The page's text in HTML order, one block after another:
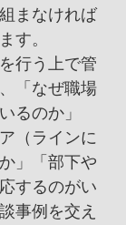
まなければ
す。
行う上で管
「なぜ職場
るのか」
（ラインに
」「部下や
するのがい
事例を交え